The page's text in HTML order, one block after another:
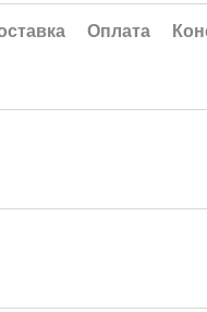
Оплата